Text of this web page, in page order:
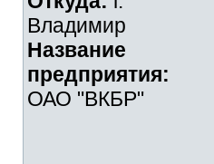
Владимир
Название
предприятия:
ОАО "ВКБР"